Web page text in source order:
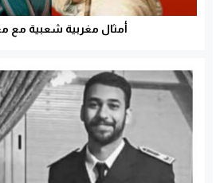
أمثال مغربية شعبية مع